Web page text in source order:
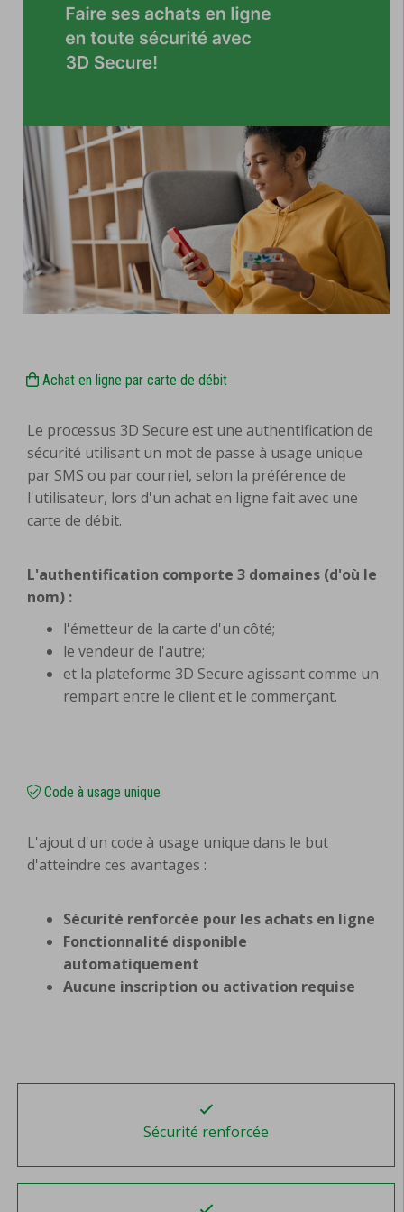
Achat en ligne par carte de débit
Le processus 3D Secure est une authentification de
sécurité utilisant un mot de passe à usage unique
par SMS ou par courriel, selon la préférence de
l'utilisateur, lors d'un achat en ligne fait avec une
carte de débit.
L'authentification comporte 3 domaines (d'où le
nom) :
l'émetteur de la carte d'un côté;
le vendeur de l'autre;
et la plateforme 3D Secure agissant comme un
rempart entre le client et le commerçant.
Code à usage unique
L'ajout d'un code à usage unique dans le but
d'atteindre ces avantages :
Sécurité renforcée pour les achats en ligne
Fonctionnalité disponible
automatiquement
Aucune inscription ou activation requise
Sécurité renforcée